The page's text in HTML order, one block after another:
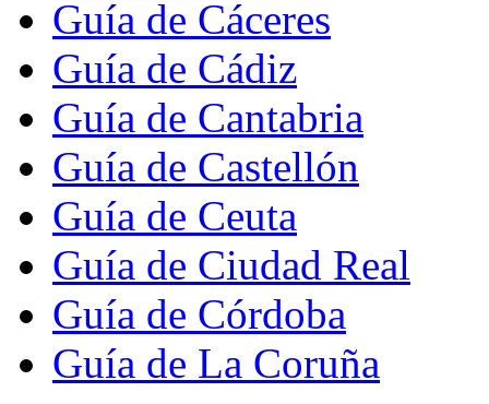
Guía de Cáceres
Guía de Cádiz
Guía de Cantabria
Guía de Castellón
Guía de Ceuta
Guía de Ciudad Real
Guía de Córdoba
Guía de La Coruña